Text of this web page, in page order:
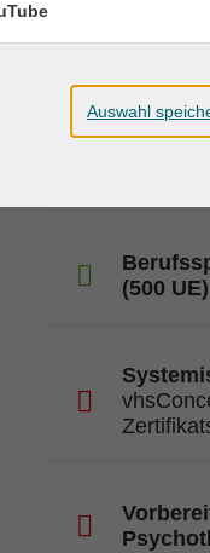
(500 UE)
Auswahl